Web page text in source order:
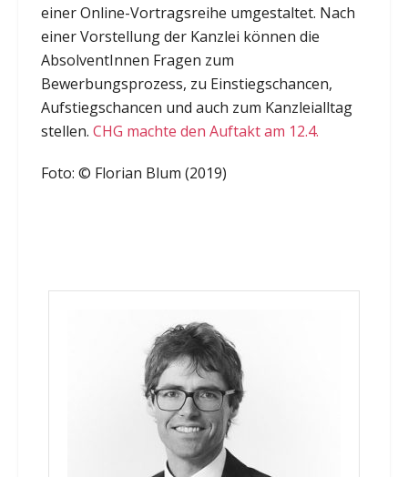
einer Online-Vortragsreihe umgestaltet. Nach
einer Vorstellung der Kanzlei können die
AbsolventInnen Fragen zum
Bewerbungsprozess, zu Einstiegschancen,
Aufstiegschancen und auch zum Kanzleialltag
stellen. CHG machte den Auftakt am 12.4.
Foto: © Florian Blum (2019)